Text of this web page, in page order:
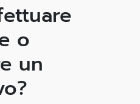
o
un